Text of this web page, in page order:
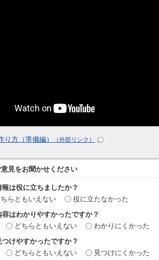
り方（準備編） （外部リンク）
見をお聞かせください
は役に立ちましたか？
ちらともいえない 役に立たなかった
はわかりやすかったですか？
どちらともいえない わかりにくかった
けやすかったですか？
どちらともいえない
見つけにくかった